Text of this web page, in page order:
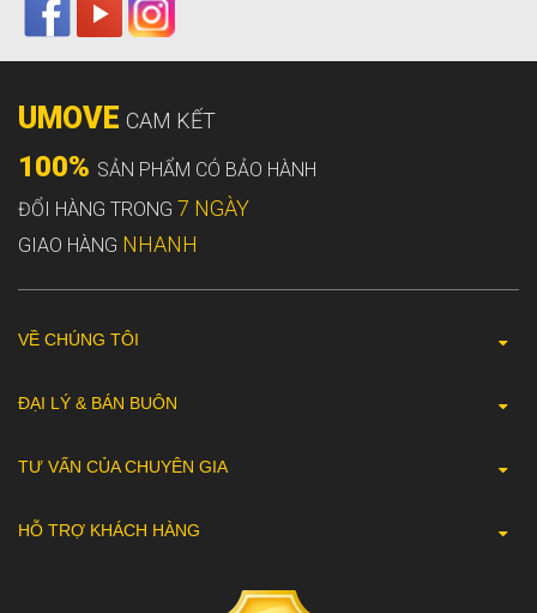
UMOVE CAM KẾT
100% SẢN PHẨM CÓ BẢO HÀNH
ĐỔI HÀNG TRONG 7 NGÀY
GIAO HÀNG NHANH
VỀ CHÚNG TÔI
ĐẠI LÝ & BÁN BUÔN
TƯ VẤN CỦA CHUYÊN GIA
HỖ TRỢ KHÁCH HÀNG